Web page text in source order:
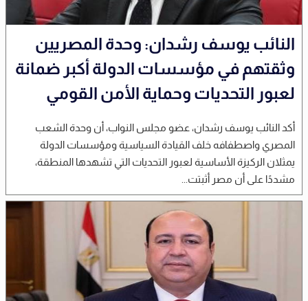
النائب يوسف رشدان: وحدة المصريين
وثقتهم في مؤسسات الدولة أكبر ضمانة
لعبور التحديات وحماية الأمن القومي
أكد النائب يوسف رشدان، عضو مجلس النواب، أن وحدة الشعب
المصري واصطفافه خلف القيادة السياسية ومؤسسات الدولة
يمثلان الركيزة الأساسية لعبور التحديات التي تشهدها المنطقة،
مشددًا على أن مصر أثبتت...